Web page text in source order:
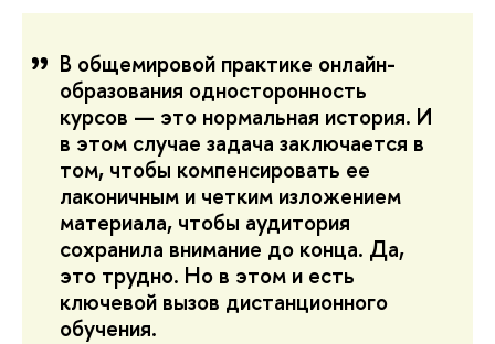
В общемировой практике онлайн-
образования односторонность
курсов — это нормальная история. И
в этом случае задача заключается в
том, чтобы компенсировать ее
лаконичным и четким изложением
материала, чтобы аудитория
сохранила внимание до конца. Да,
это трудно. Но в этом и есть
ключевой вызов дистанционного
обучения.